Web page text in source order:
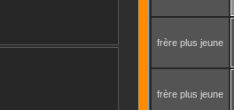
frère plus jeune
frère plus jeune